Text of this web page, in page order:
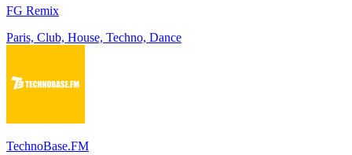
FG Remix
Paris, Club, House, Techno, Dance
TechnoBase.FM